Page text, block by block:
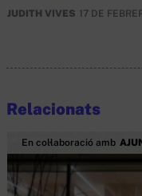
JUDITH VIVES 17 DE
Relacionats
En col·laboració amb